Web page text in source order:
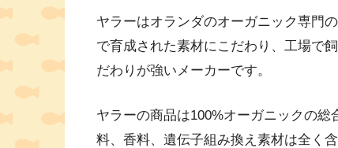
ヤラーはオランダのオーガニック専門
で育成された素材にこだわり、工場で
だわりが強いメーカーです。
ヤラーの商品は100%オーガニックの
料、香料、遺伝子組み換え素材は全く